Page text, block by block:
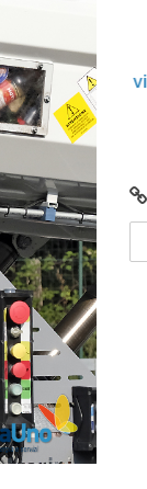
via Giotto: